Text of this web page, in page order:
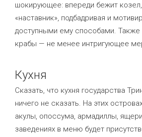
шокирующее: впереди бежит
«наставник», подбадривая и
доступными ему способами.
крабы — не менее интригующее
Кухня
Сказать, что кухня государства
ничего не сказать. На этих
акулы, опоссума, армадиллы,
заведениях в меню будет